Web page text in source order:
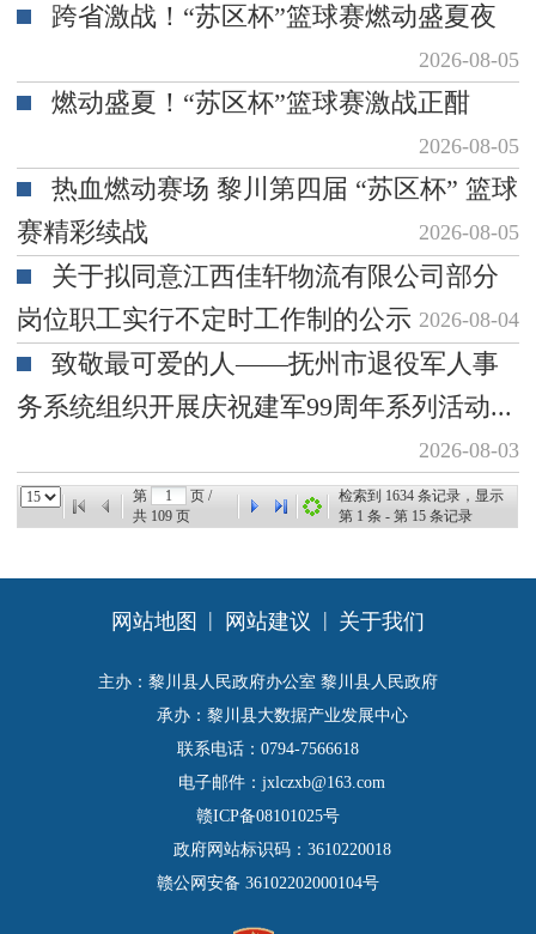
跨省激战！“苏区杯”篮球赛燃动盛夏夜
2026-08-05
燃动盛夏！“苏区杯”篮球赛激战正酣
2026-08-05
热血燃动赛场 黎川第四届 “苏区杯” 篮球
赛精彩续战
2026-08-05
关于拟同意江西佳轩物流有限公司部分
岗位职工实行不定时工作制的公示 2026-08-04
致敬最可爱的人——抚州市退役军人事
务系统组织开展庆祝建军99周年系列活动...
2026-08-03
第
页 /
共 109 页
检索到 1634 条记录，显示
第 1 条 - 第 15 条记录
网站地图 | 网站建议 | 关于我们
主办：黎川县人民政府办公室 黎川县人民政府
承办：黎川县大数据产业发展中心
联系电话：0794-7566618
电子邮件：jxlczxb@163.com
赣ICP备08101025号
政府网站标识码：3610220018
赣公网安备 36102202000104号